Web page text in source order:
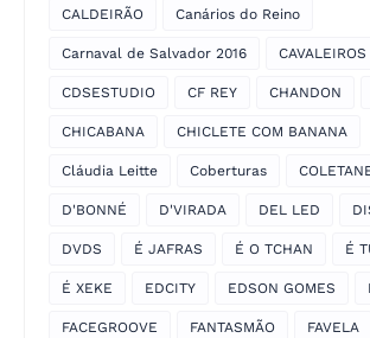
CALDEIRÃO Canários do Reino
Carnaval de Salvador 2016
CDSESTUDIO CF REY CHANDON
CHICABANA CHICLETE COM BANANA
Cláudia Leitte Coberturas
D'BONNÉ D'VIRADA DEL LED
DVDS É JAFRAS É O TCHAN É
É XEKE EDCITY EDSON GOMES
FACEGROOVE FANTASMÃO FAVELA